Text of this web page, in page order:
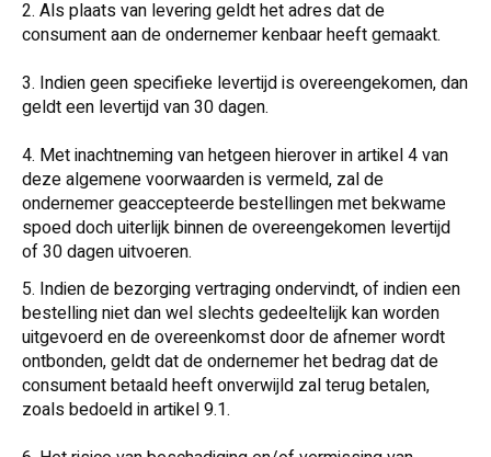
2. Als plaats van levering geldt het adres dat de
consument aan de ondernemer kenbaar heeft gemaakt.
3. Indien geen specifieke levertijd is overeengekomen, dan
geldt een levertijd van 30 dagen.
4. Met inachtneming van hetgeen hierover in artikel 4 van
deze algemene voorwaarden is vermeld, zal de
ondernemer geaccepteerde bestellingen met bekwame
spoed doch uiterlijk binnen de overeengekomen levertijd
of 30 dagen uitvoeren.
5. Indien de bezorging vertraging ondervindt, of indien een
bestelling niet dan wel slechts gedeeltelijk kan worden
uitgevoerd en de overeenkomst door de afnemer wordt
ontbonden, geldt dat de ondernemer het bedrag dat de
consument betaald heeft onverwijld zal terug betalen,
zoals bedoeld in artikel 9.1.